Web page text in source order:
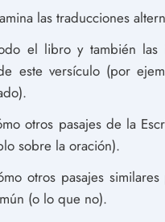
las traducciones
el libro y también las
este versículo (por
otros pasajes de la
sobre la oración).
otros pasajes
(o lo que no).